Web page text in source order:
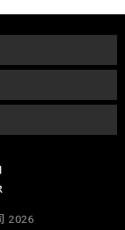
2026